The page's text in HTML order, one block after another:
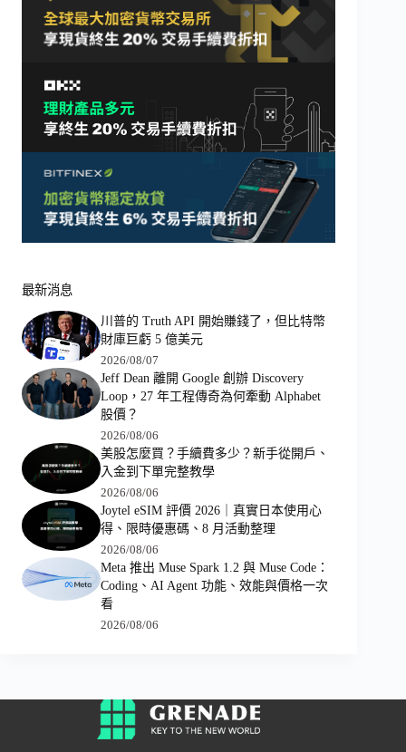
最新消息
川普的 Truth API 開始賺錢了，但比特幣
財庫巨虧 5 億美元
2026/08/07
Jeff Dean 離開 Google 創辦 Discovery
Loop，27 年工程傳奇為何牽動 Alphabet
股價？
2026/08/06
美股怎麼買？手續費多少？新手從開戶、
入金到下單完整教學
2026/08/06
Joytel eSIM 評價 2026｜真實日本使用心
得、限時優惠碼、8 月活動整理
2026/08/06
Meta 推出 Muse Spark 1.2 與 Muse Code：
Coding、AI Agent 功能、效能與價格一次
看
2026/08/06